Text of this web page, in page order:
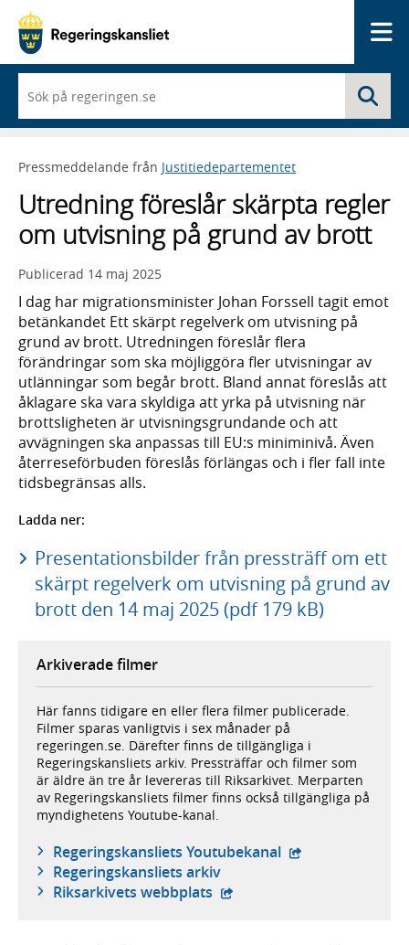
du
börjar
skriva
framträder
lista
med
sökförslag
Pressmeddelande från Justitiedepartementet
Utredning föreslår skärpta regler
om utvisning på grund av brott
Publicerad 14 maj 2025
I dag har migrationsminister Johan Forssell tagit emot
betänkandet Ett skärpt regelverk om utvisning på
grund av brott. Utredningen föreslår flera
förändringar som ska möjliggöra fler utvisningar av
utlänningar som begår brott. Bland annat föreslås att
åklagare ska vara skyldiga att yrka på utvisning när
brottsligheten är utvisningsgrundande och att
avvägningen ska anpassas till EU:s miniminivå. Även
återreseförbuden föreslås förlängas och i fler fall inte
tidsbegränsas alls.
Ladda ner:
Presentationsbilder från pressträff om ett
skärpt regelverk om utvisning på grund av
brott den 14 maj 2025 (pdf 179 kB)
Arkiverade filmer
Här fanns tidigare en eller flera filmer publicerade.
Filmer sparas vanligtvis i sex månader på
regeringen.se. Därefter finns de tillgängliga i
Regeringskansliets arkiv. Pressträffar och filmer som
är äldre än tre år levereras till Riksarkivet. Merparten
av Regeringskansliets filmer finns också tillgängliga på
myndighetens Youtube-kanal.
Regeringskansliets Youtubekanal - extern
Regeringskansliets arkiv
Riksarkivets webbplats - extern webbplats,